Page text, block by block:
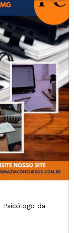
Psicólogo da